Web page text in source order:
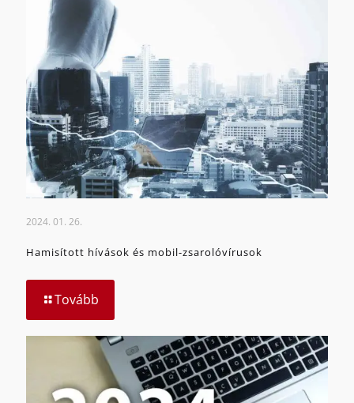
2024. 01. 26.
Hamisított hívások és mobil-zsarolóvírusok
Tovább